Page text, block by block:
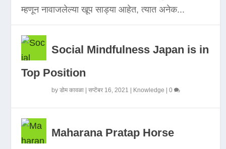
म्हणून नावाजलेल्या खूप साड्या आहेत, त्यात अनेक...
Social Mindfulness Japan is in
Top Position
byडोम कावळा |सप्टेंबर 16, 2021 Knowledge |0
Maharana Pratap Horse